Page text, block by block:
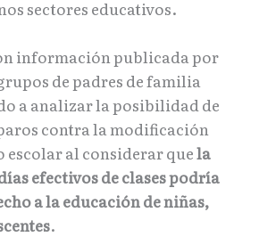
sectores educativos.
información publicada por
de padres de familia
a analizar la posibilidad de
contra la modificación
escolar al considerar quela
efectivos de clases podría
a la educación de niñas,
.